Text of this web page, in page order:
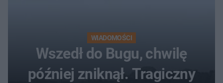
WIADOMOŚCI
Wszedł do Bugu, chwilę
później zniknął. Tragiczny